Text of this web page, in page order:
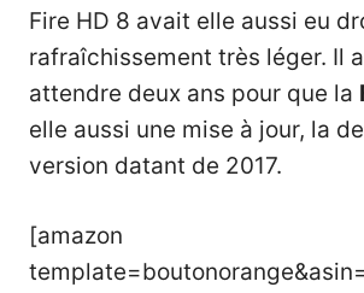
Fire HD 8 avait elle aussi eu
rafraîchissement très léger. Il
attendre deux ans pour que la
elle aussi une mise à jour, la
version datant de 2017.
[amazon